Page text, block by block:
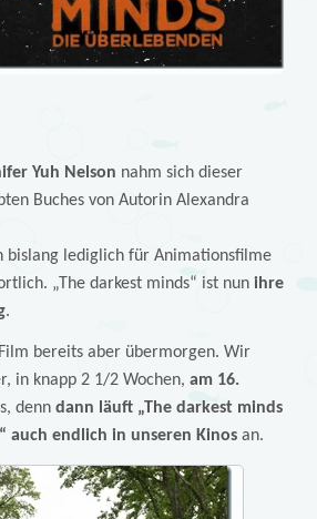
Yuh Nelson nahm sich dieser
Buches von Autorin Alexandra
bislang lediglich für Animationsfilme
„The darkest minds“ ist nun ihre
.
bereits aber übermorgen. Wir
in knapp 2 1/2 Wochen, am 16.
denn dann läuft „The darkest minds
auch endlich in unseren Kinosan.